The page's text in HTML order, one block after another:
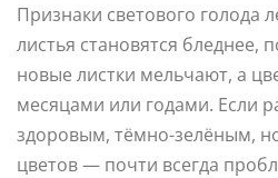
Признаки светового голода
листья становятся бледнее,
новые листки мельчают, а
месяцами или годами. Если
здоровым, тёмно-зелёным,
цветов — почти всегда